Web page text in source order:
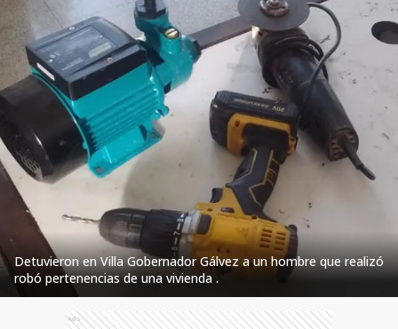
Detuvieron en Villa Gobernador Gálvez a un hombre que realizó
robó pertenencias de una vivienda .
Ads